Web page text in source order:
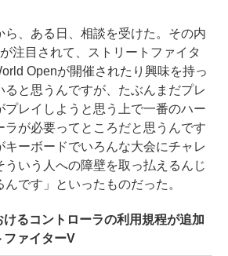
、ある日、相談を受けた。その内
注目されて、ストリートファイタ
Openが開催されたり興味を持っ
ると思うんですが、たぶんまだプレ
プレイしようと思う上で一番のハー
ラが必要ってところだと思うんです
キーボードでいろんな大会にチャレ
ういう人への障壁を取っ払えるんじ
です」といったものだった。
るコントローラの利用規程が追加
ファイターV